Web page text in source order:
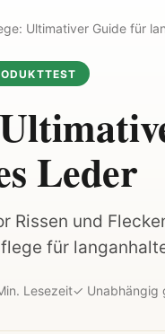
Ultimativer Guide für
Leder
Rissen und
für
Lesezeit✓ Unabhängig